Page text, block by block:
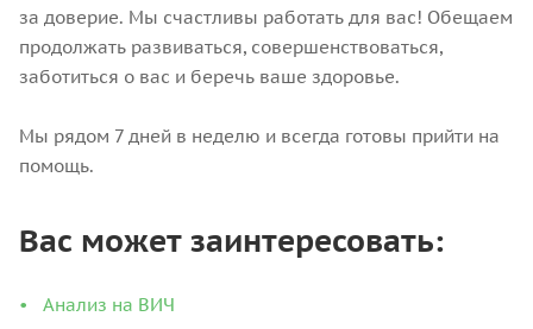
за доверие. Мы счастливы работать для вас! Обещаем
продолжать развиваться, совершенствоваться,
заботиться о вас и беречь ваше здоровье.
Мы рядом 7 дней в неделю и всегда готовы прийти на
помощь.
Вас может заинтересовать:
Анализ на ВИЧ